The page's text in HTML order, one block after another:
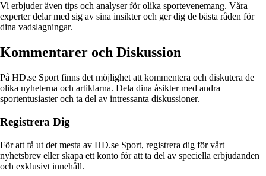
Vi erbjuder även tips och analyser för olika sportevenemang. Våra
experter delar med sig av sina insikter och ger dig de bästa råden för
dina vadslagningar.
Kommentarer och Diskussion
På HD.se Sport finns det möjlighet att kommentera och diskutera de
olika nyheterna och artiklarna. Dela dina åsikter med andra
sportentusiaster och ta del av intressanta diskussioner.
Registrera Dig
För att få ut det mesta av HD.se Sport, registrera dig för vårt
nyhetsbrev eller skapa ett konto för att ta del av speciella erbjudanden
och exklusivt innehåll.